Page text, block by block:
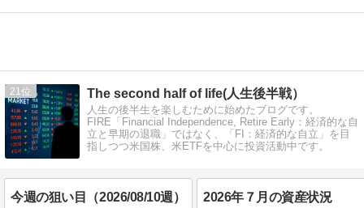
21 The second half of life(人生後半戦）
人生の後半生を楽しむために始めたブログです。
FIRE「Financial Independence, Retire Early：経済的な自
立と早期の退職」ではなく、「FI：経済的な自立」を目
指しつつ米国株、米ETFを中心に投資活動中です。
今週の狙い目（2026/08/10週） 2026年７月の資産状況